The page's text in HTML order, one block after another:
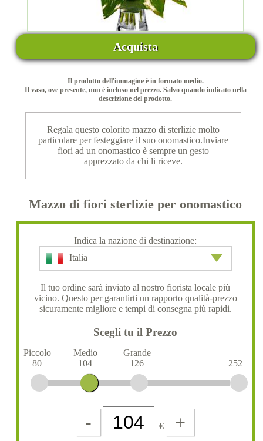
Acquista
Il prodotto dell'immagine è in formato medio.
Il vaso, ove presente, non è incluso nel prezzo. Salvo quando indicato nella
descrizione del prodotto.
Regala questo colorito mazzo di sterlizie molto
particolare per festeggiare il suo onomastico.Inviare
fiori ad un onomastico è sempre un gesto
apprezzato da chi li riceve.
Mazzo di fiori sterlizie per onomastico
Indica la nazione di destinazione:
Italia
Il tuo ordine sarà inviato al nostro fiorista locale più
vicino. Questo per garantirti un rapporto qualità-prezzo
sicuramente migliore e tempi di consegna più rapidi.
Scegli tu il Prezzo
Piccolo
80
Medio
104
Grande
126
252
- € +